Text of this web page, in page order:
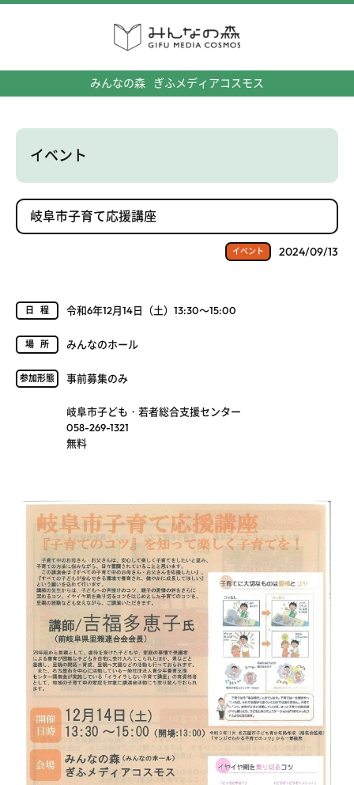
みんなの森 ぎふメディアコスモス
イベント
岐阜市子育て応援講座
イベント 2024/09/13
日程 令和6年12月14日（土）13:30～15:00
場所 みんなのホール
参加形態 事前募集のみ
岐阜市子ども・若者総合支援センター
058-269-1321
無料